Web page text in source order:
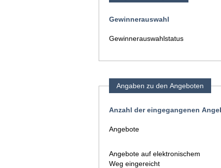
Gewinnerauswahl
Gewinnerauswahlstatus
Angaben zu den Angeboten
Anzahl der eingegangenen
Angebote
Angebote auf elektronischem
Weg eingereicht